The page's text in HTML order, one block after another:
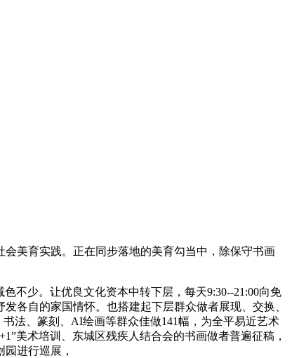
美育实践。正在同步落地的美育勾当中，除保守书画
少。让优良文化资本中转下层，每天9:30--21:00向免
各自的家国情怀。也搭建起下层群众做者展现、交换、
法、篆刻、AI绘画等群众佳做141幅，为全平易近艺术
美术培训、东城区残疾人结合会的书画做者普遍征稿，
进行巡展，